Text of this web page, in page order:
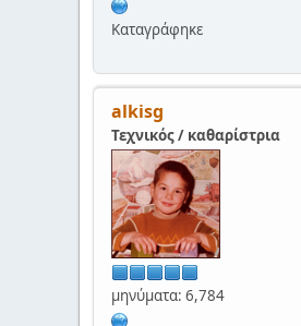
Καταγράφηκε
alkisg
Τεχνικός / καθαρίστρια
μηνύματα: 6,784